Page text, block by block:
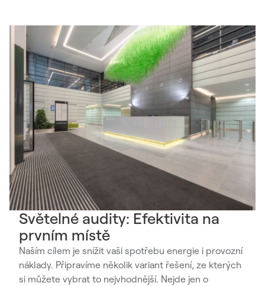
Světelné audity: Efektivita na
prvním místě
Naším cílem je snížit vaši spotřebu energie i provozní
náklady. Připravíme několik variant řešení, ze kterých
si můžete vybrat to nejvhodnější. Nejde jen o